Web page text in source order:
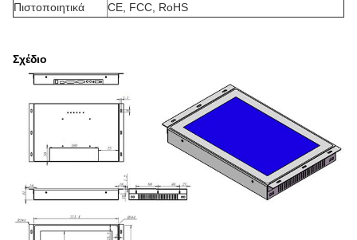
Πιστοποιητικά
CE, FCC, RoHS
Σχέδιο